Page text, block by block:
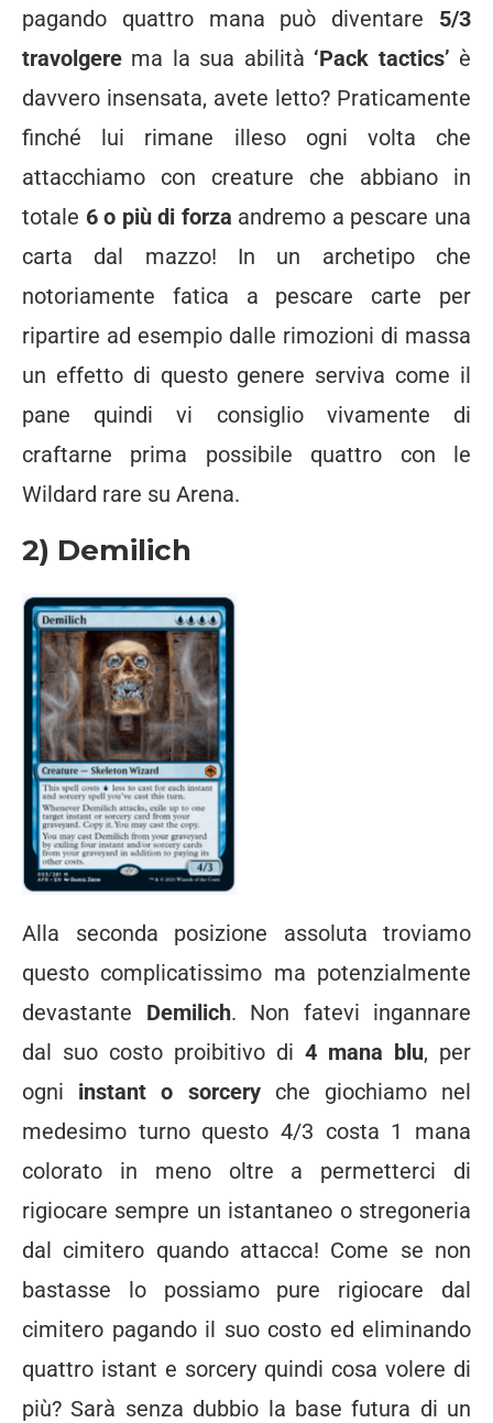
pagando quattro mana può diventare 5/3
travolgere ma la sua abilità ‘Pack tactics’ è
davvero insensata, avete letto? Praticamente
finché lui rimane illeso ogni volta che
attacchiamo con creature che abbiano in
totale 6 o più di forza andremo a pescare una
carta dal mazzo! In un archetipo che
notoriamente fatica a pescare carte per
ripartire ad esempio dalle rimozioni di massa
un effetto di questo genere serviva come il
pane quindi vi consiglio vivamente di
craftarne prima possibile quattro con le
Wildard rare su Arena.
2) Demilich
Alla seconda posizione assoluta troviamo
questo complicatissimo ma potenzialmente
devastante Demilich. Non fatevi ingannare
dal suo costo proibitivo di 4 mana blu, per
ogni instant o sorceryche giochiamo nel
medesimo turno questo 4/3 costa 1 mana
colorato in meno oltre a permetterci di
rigiocare sempre un istantaneo o stregoneria
dal cimitero quando attacca! Come se non
bastasse lo possiamo pure rigiocare dal
cimitero pagando il suo costo ed eliminando
quattro istant e sorcery quindi cosa volere di
più? Sarà senza dubbio la base futura di un